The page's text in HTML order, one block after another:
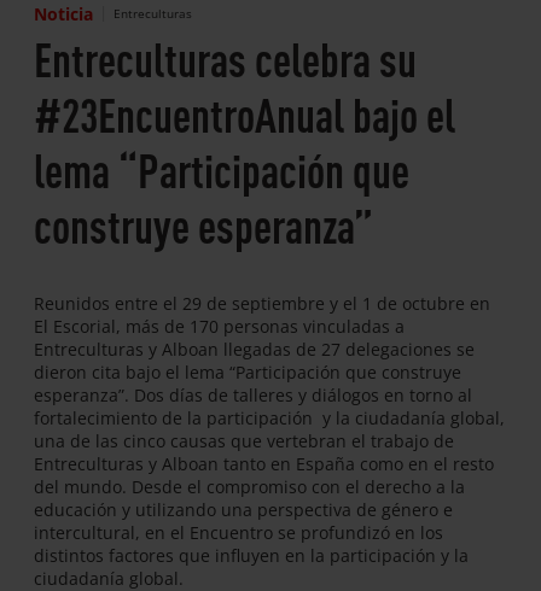
Noticia Entreculturas
Entreculturas celebra su
#23EncuentroAnual bajo el
lema “Participación que
construye esperanza”
Reunidos entre el 29 de septiembre y el 1 de octubre en
El Escorial, más de 170 personas vinculadas a
Entreculturas y Alboan llegadas de 27 delegaciones se
dieron cita bajo el lema “Participación que construye
esperanza”. Dos días de talleres y diálogos en torno al
fortalecimiento de la participación y la ciudadanía global,
una de las cinco causas que vertebran el trabajo de
Entreculturas y Alboan tanto en España como en el resto
del mundo. Desde el compromiso con el derecho a la
educación y utilizando una perspectiva de género e
intercultural, en el Encuentro se profundizó en los
distintos factores que influyen en la participación y la
ciudadanía global.